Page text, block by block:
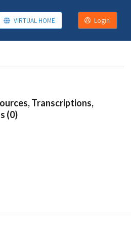
VIRTUAL HOME Login
Transcriptions,
(0)